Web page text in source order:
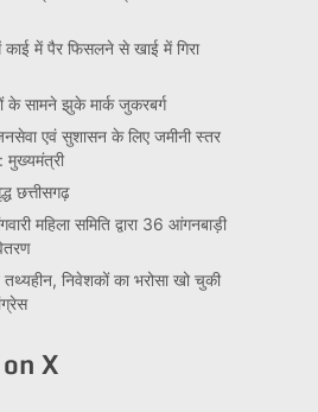
काई में पैर फिसलने से खाई में गिरा
के सामने झुके मार्क जुकरबर्ग
एवं सुशासन के लिए जमीनी स्तर
मुख्यमंत्री
छत्तीसगढ़
महिला समिति द्वारा 36 आंगनबाड़ी
निवेशकों का भरोसा खो चुकी
X